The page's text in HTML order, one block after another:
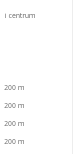
i centrum
200 m
200 m
200 m
200 m